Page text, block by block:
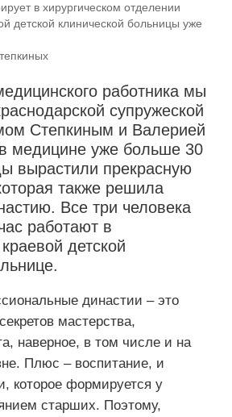
в хирургическом отделении
детской клинической больницы уже
работника мы
супружеской
Степкиным и Валерией
медицине уже больше 30
вырастили прекрасную
также решила
Все три человека
работают в
детской
династии – это
мастерства,
наверное, в том числе и на
Плюс – воспитание, и
которое формируется у
старших. Поэтому,